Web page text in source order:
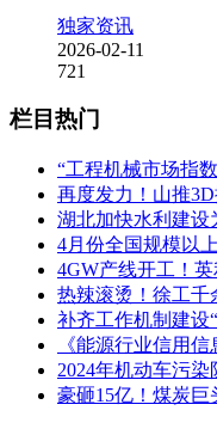
独家资讯
2026-02-11
721
栏目热门
“工程机械市场指
再度发力！山推
湖北加快水利建设
4月份全国规模以
4GW产线开工！
热辣滚烫！徐工千
补齐工作机制建设
《能源行业信用
2024年机动车污
豪砸15亿！煤炭